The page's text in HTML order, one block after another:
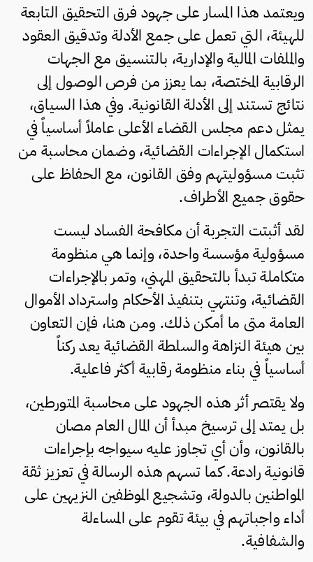
ويعتمد هذا المسار على جهود فرق التحقيق التابعة
للهيئة، التي تعمل على جمع الأدلة وتدقيق العقود
والملفات المالية والإدارية، بالتنسيق مع الجهات
الرقابية المختصة، بما يعزز من فرص الوصول إلى
نتائج تستند إلى الأدلة القانونية. وفي هذا السياق،
يمثل دعم مجلس القضاء الأعلى عاملاً أساسياً في
استكمال الإجراءات القضائية، وضمان محاسبة من
تثبت مسؤوليتهم وفق القانون، مع الحفاظ على
حقوق جميع الأطراف.
لقد أثبتت التجربة أن مكافحة الفساد ليست
مسؤولية مؤسسة واحدة، وإنما هي منظومة
متكاملة تبدأ بالتحقيق المهني، وتمر بالإجراءات
القضائية، وتنتهي بتنفيذ الأحكام واسترداد الأموال
العامة متى ما أمكن ذلك. ومن هنا، فإن التعاون
بين هيئة النزاهة والسلطة القضائية يعد ركناً
أساسياً في بناء منظومة رقابية أكثر فاعلية.
ولا يقتصر أثر هذه الجهود على محاسبة المتورطين،
بل يمتد إلى ترسيخ مبدأ أن المال العام مصان
بالقانون، وأن أي تجاوز عليه سيواجه بإجراءات
قانونية رادعة. كما تسهم هذه الرسالة في تعزيز ثقة
المواطنين بالدولة، وتشجيع الموظفين النزيهين على
أداء واجباتهم في بيئة تقوم على المساءلة
والشفافية.